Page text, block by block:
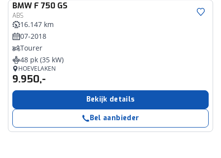
BMW F 750 GS
ABS
16.147 km
07-2018
Tourer
48 pk (35 kW)
HOEVELAKEN
9.950,-
Bekijk details
Bel aanbieder